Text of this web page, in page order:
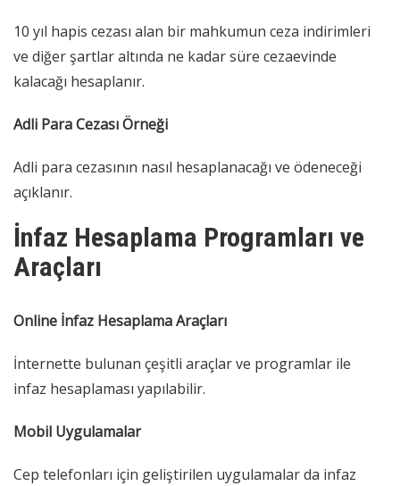
10 yıl hapis cezası alan bir mahkumun ceza indirimleri
ve diğer şartlar altında ne kadar süre cezaevinde
kalacağı hesaplanır.
Adli Para Cezası Örneği
Adli para cezasının nasıl hesaplanacağı ve ödeneceği
açıklanır.
İnfaz Hesaplama Programları ve
Araçları
Online İnfaz Hesaplama Araçları
İnternette bulunan çeşitli araçlar ve programlar ile
infaz hesaplaması yapılabilir.
Mobil Uygulamalar
Cep telefonları için geliştirilen uygulamalar da infaz